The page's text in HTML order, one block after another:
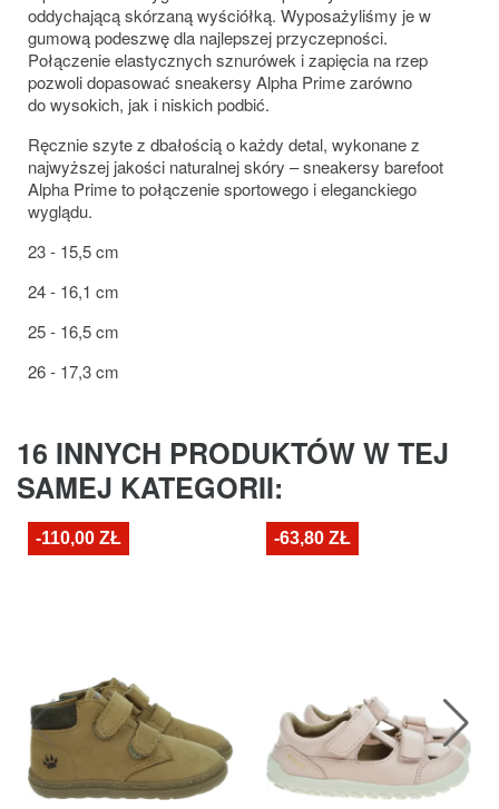
oddychającą skórzaną wyściółką. Wyposażyliśmy je w
gumową podeszwę dla najlepszej przyczepności.
Połączenie elastycznych sznurówek i zapięcia na rzep
pozwoli dopasować sneakersy Alpha Prime zarówno
do wysokich, jak i niskich podbić.
Ręcznie szyte z dbałością o każdy detal, wykonane z
najwyższej jakości naturalnej skóry – sneakersy barefoot
Alpha Prime to połączenie sportowego i eleganckiego
wyglądu.
23 - 15,5 cm
24 - 16,1 cm
25 - 16,5 cm
26 - 17,3 cm
16 INNYCH PRODUKTÓW W TEJ
SAMEJ KATEGORII:
-110,00 ZŁ -63,80 ZŁ